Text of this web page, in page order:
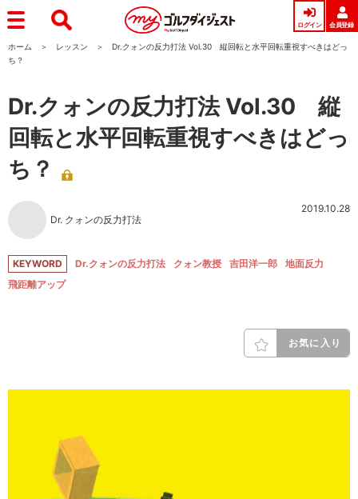
ログイン 会員登録
ホーム レッスン
Dr.クォンの反力打法 Vol.30 縦回転と水平回転重視すべきはどっ
ち？
Dr.クォンの反力打法 Vol.30 縦
回転と水平回転重視すべきはどっ
ち？
Dr. クォンの反力打法
2019.10.28
KEYWORD Dr.クォンの反力打法 クォン教授 吉田洋一郎
地面反力
飛距離アップ
お気に入り